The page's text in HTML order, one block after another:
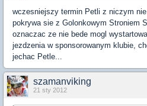
wczesniejszy termin Petli z niczym
pokrywa sie z Golonkowym Stroniem
oznaczac ze nie bede mogl
jezdzenia w sponsorowanym klubie,
jechac Petle...
szamanviking
21 sty 2012